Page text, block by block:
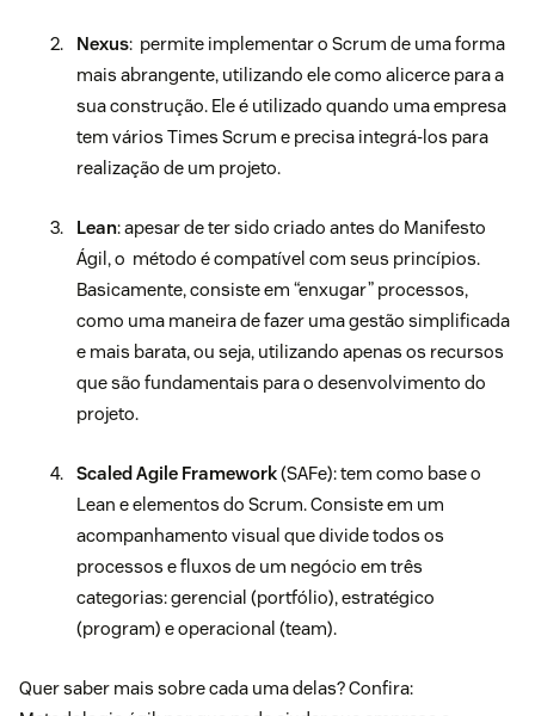
Nexus: permite implementar o Scrum de uma forma
mais abrangente, utilizando ele como alicerce para a
sua construção. Ele é utilizado quando uma empresa
tem vários Times Scrum e precisa integrá-los para
realização de um projeto.
Lean: apesar de ter sido criado antes do Manifesto
Ágil, o método é compatível com seus princípios.
Basicamente, consiste em “enxugar” processos,
como uma maneira de fazer uma gestão simplificada
e mais barata, ou seja, utilizando apenas os recursos
que são fundamentais para o desenvolvimento do
projeto.
Scaled Agile Framework(SAFe): tem como base o
Lean e elementos do Scrum. Consiste em um
acompanhamento visual que divide todos os
processos e fluxos de um negócio em três
categorias: gerencial (portfólio), estratégico
(program) e operacional (team).
Quer saber mais sobre cada uma delas? Confira: